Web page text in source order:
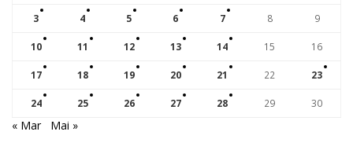
3 4 5 6 7 8 9
10 11 12 13 14 15 16
17 18 19 20 21 22 23
24 25 26 27 28 29 30
« Mar Mai »